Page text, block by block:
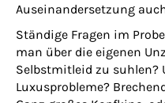
Auseinandersetzung
Ständige Fragen im
man über die eigenen
Selbstmitleid zu suhlen?
Luxusprobleme?